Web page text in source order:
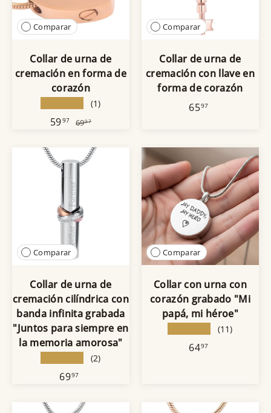
Comparar
Collar de urna de
cremación en forma de
corazón
(1)
5997 6997
Comparar
Collar de urna de
cremación con llave en
forma de corazón
6597
Comparar
Collar de urna de
cremación cilíndrica con
banda infinita grabada
"Juntos para siempre en
la memoria amorosa"
(2)
6997
Comparar
Collar con urna con
corazón grabado "Mi
papá, mi héroe"
(11)
6497